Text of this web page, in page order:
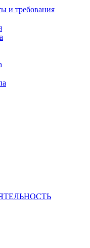
и требования